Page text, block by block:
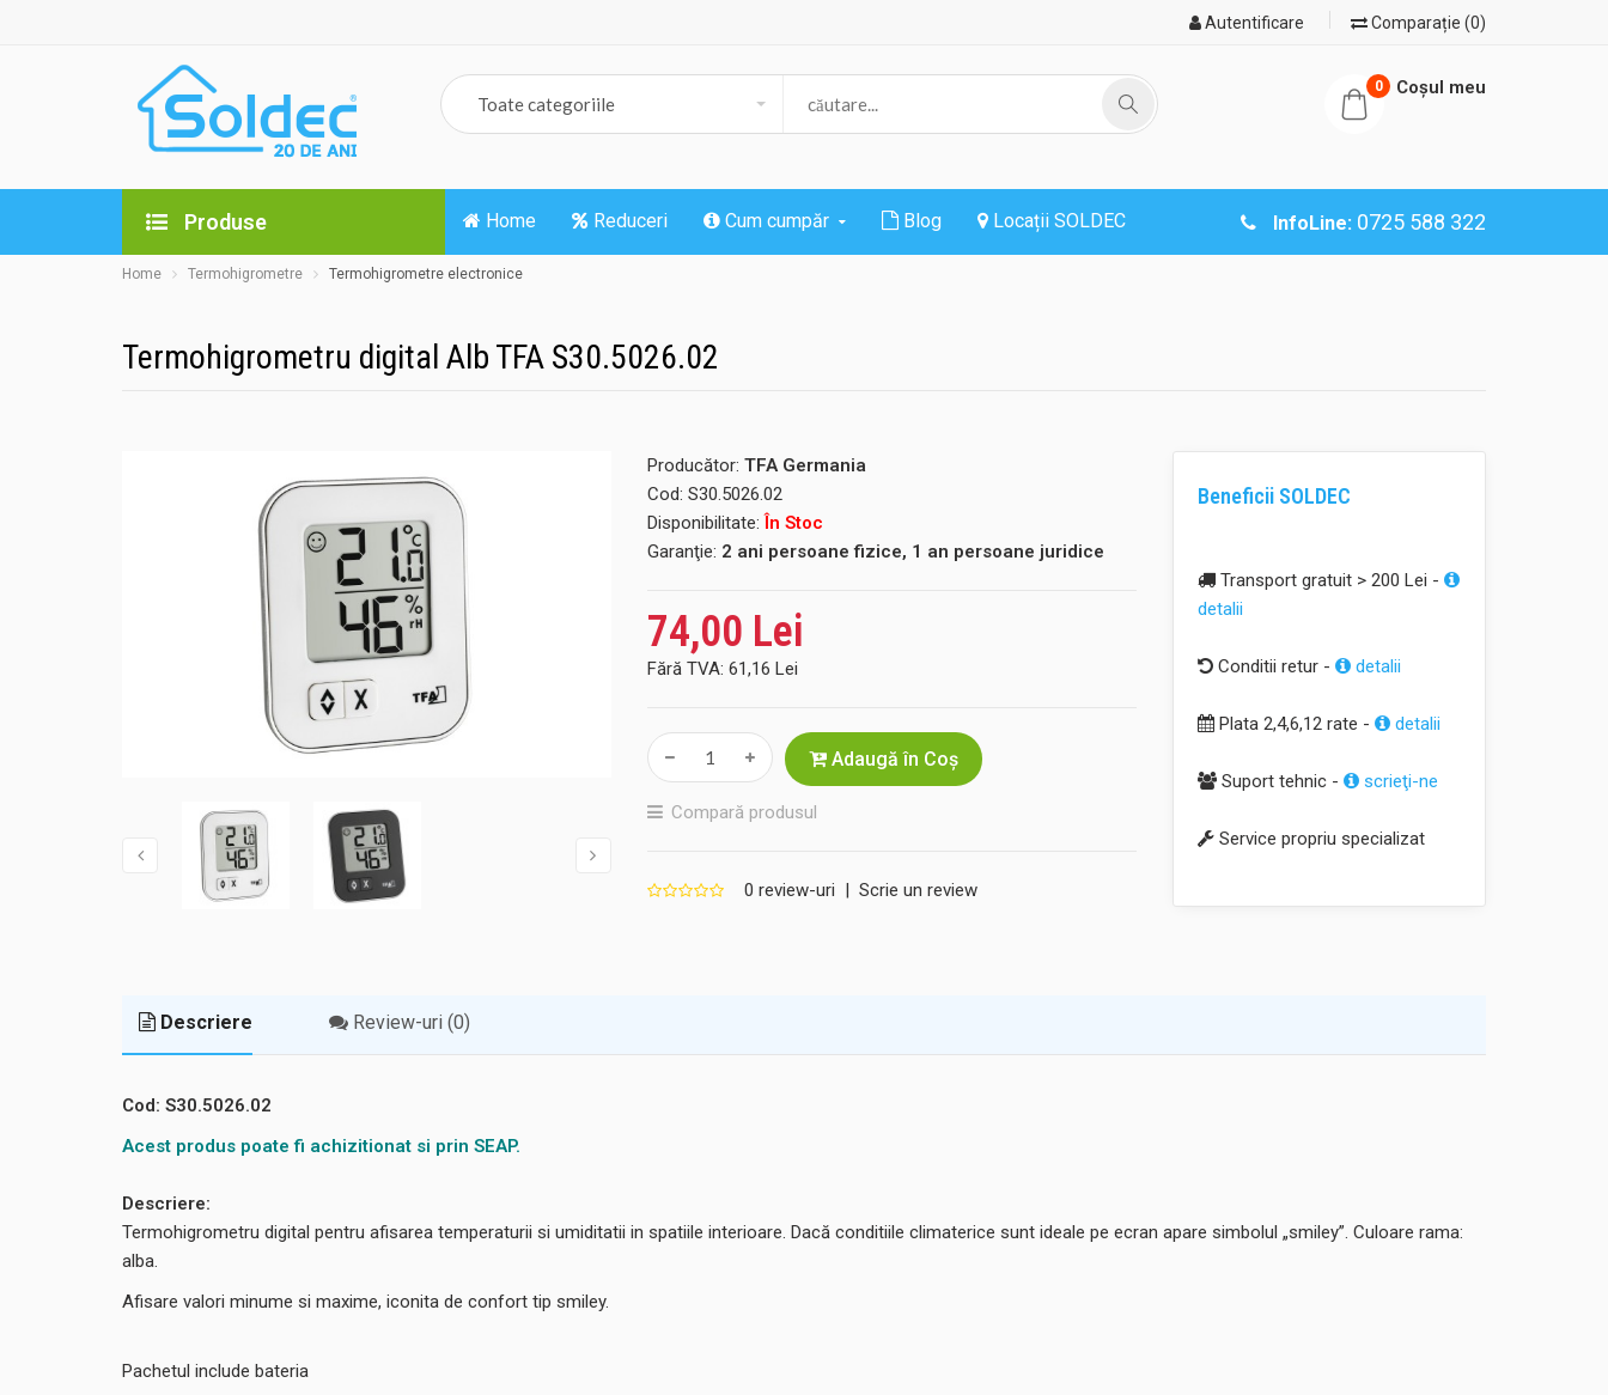
Autentificare Comparație (0)
0 Coşul meu
Produse Home Reduceri Cum cumpăr Blog InfoLine: 0725 588 322
Locații SOLDEC
Home Termohigrometre Termohigrometre electronice
Termohigrometru digital Alb TFA S30.5026.02
Producător: TFA Germania
Cod: S30.5026.02
Disponibilitate: În Stoc
Garanţie: 2 ani persoane fizice, 1 an persoane juridice
74,00 Lei
Fără TVA: 61,16 Lei
Adaugă în Coş
Compară produsul
0 review-uri | Scrie un review
Beneficii SOLDEC
Transport gratuit > 200 Lei -
detalii
Conditii retur - detalii
Plata 2,4,6,12 rate - detalii
Suport tehnic - scrieţi-ne
Service propriu specializat
Descriere Review-uri (0)
Cod: S30.5026.02
Acest produs poate fi achizitionat si prin SEAP.
Descriere:
Termohigrometru digital pentru afisarea temperaturii si umiditatii in spatiile interioare. Dacă conditiile climaterice sunt ideale pe ecran apare simbolul „smiley”. Culoare rama:
alba.
Afisare valori minume si maxime, iconita de confort tip smiley.
Pachetul include bateria